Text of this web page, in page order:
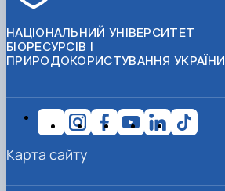
НАЦІОНАЛЬНИЙ УНІВЕРСИТЕТ
БІОРЕСУРСІВ І
ПРИРОДОКОРИСТУВАННЯ УКРАЇНИ
Карта сайту